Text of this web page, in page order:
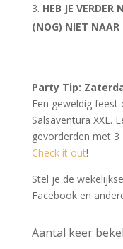
HEB JE VERDER
(NOG) NIET NAAR
Party Tip:
Een geweldig
Salsaventura XXL.
gevorderden met 3
Check it out!
Stel je de
Facebook en
Aantal keer